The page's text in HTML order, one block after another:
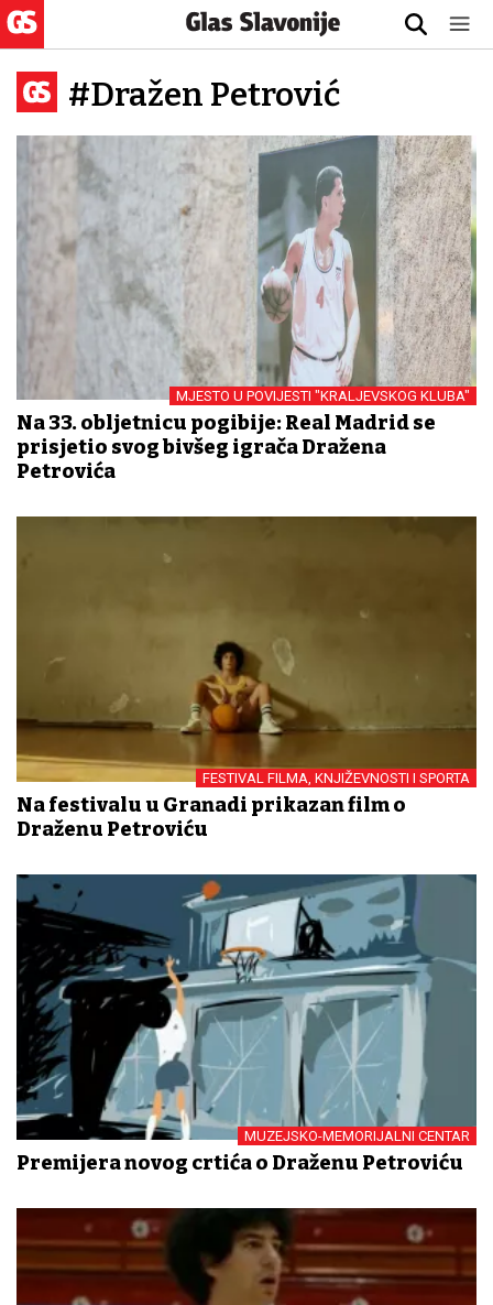
#Dražen Petrović
MJESTO U POVIJESTI "KRALJEVSKOG KLUBA"
Na 33. obljetnicu pogibije: Real Madrid se
prisjetio svog bivšeg igrača Dražena
Petrovića
FESTIVAL FILMA, KNJIŽEVNOSTI I SPORTA
Na festivalu u Granadi prikazan film o
Draženu Petroviću
MUZEJSKO-MEMORIJALNI CENTAR
Premijera novog crtića o Draženu Petroviću